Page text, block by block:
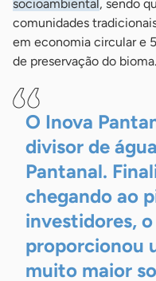
socioambiental, sendo
comunidades
em economia circular e
de preservação do bioma.
O Inova
divisor de
Pantanal.
chegando ao
investidores,
proporcionou
muito maior